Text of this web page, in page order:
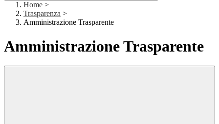
Home >
Trasparenza >
Amministrazione Trasparente
Amministrazione Trasparente